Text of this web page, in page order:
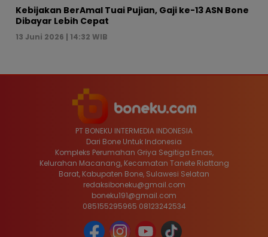
Kebijakan BerAmal Tuai Pujian, Gaji ke-13 ASN Bone
Dibayar Lebih Cepat
13 Juni 2026 | 14:32 WIB
PT BONEKU INTERMEDIA INDONESIA
Dari Bone Untuk Indonesia
Kompleks Perumahan Griya Segitiga Emas,
Kelurahan Macanang, Kecamatan Tanete Riattang
Barat, Kabupaten Bone, Sulawesi Selatan
redaksiboneku@gmail.com
boneku191@gmail.com
085155295965 08123242534